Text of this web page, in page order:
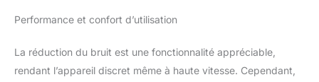
équipé d'un moteur
et d'un excellent
système d'absorption
Performance et confort d’utilisation
La réduction du bruit est une fonctionnalité appréciable,
rendant l’appareil discret même à haute vitesse. Cependant,